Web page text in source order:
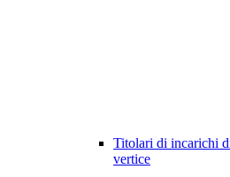
Titolari di incarichi
vertice